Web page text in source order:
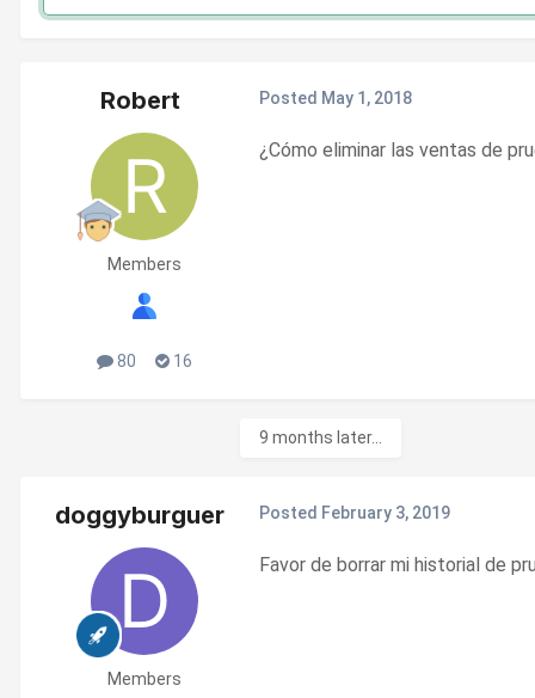
Robert
Members
80 16
Posted May 1, 2018
¿Cómo eliminar las ventas de
9 months later...
doggyburguer
Members
Posted February 3, 2019
Favor de borrar mi historial de